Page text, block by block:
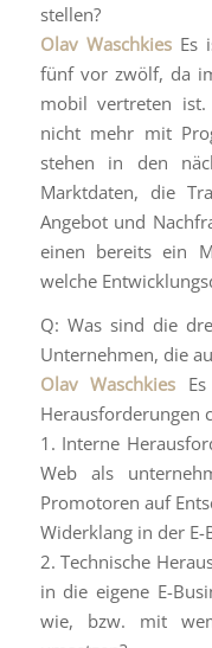
stellen?
Olav WaschkiesEs
fünf vor zwölf, da
mobil vertreten
nicht mehr mit
stehen in den
Marktdaten, die
Angebot und
einen bereits ein
welche
Q: Was sind die
Unternehmen, die
Olav Waschkies
Herausforderungen
1. Interne
Web als
Promotoren auf
Widerklang in der E-
2. Technische
in die eigene E-
wie, bzw. mit